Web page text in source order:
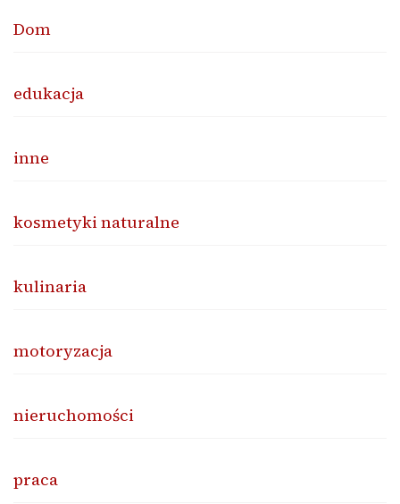
Dom
edukacja
inne
kosmetyki naturalne
kulinaria
motoryzacja
nieruchomości
praca